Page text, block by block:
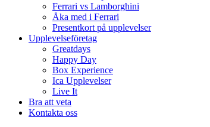
Ferrari vs Lamborghini
Åka med i Ferrari
Presentkort på upplevelser
Upplevelseföretag
Greatdays
Happy Day
Box Experience
Ica Upplevelser
Live It
Bra att veta
Kontakta oss